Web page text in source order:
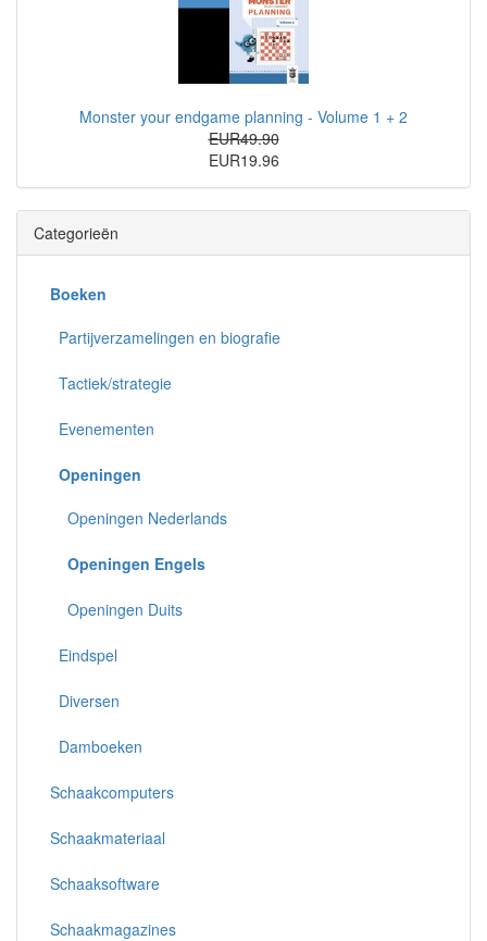
Monster your endgame planning - Volume 1 + 2
EUR49.90
EUR19.96
Categorieën
Boeken
Partijverzamelingen en biografie
Tactiek/strategie
Evenementen
Openingen
Openingen Nederlands
Openingen Engels
Openingen Duits
Eindspel
Diversen
Damboeken
Schaakcomputers
Schaakmateriaal
Schaaksoftware
Schaakmagazines